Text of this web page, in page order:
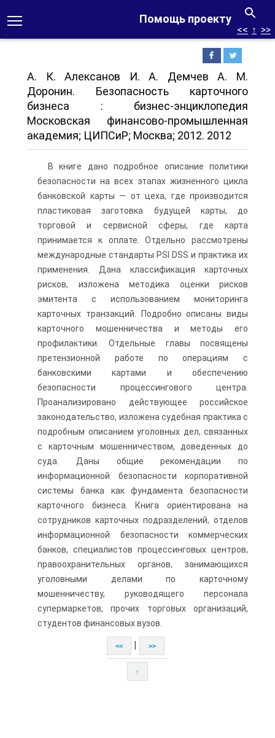
Помощь проекту
<< ↑ >>
А. К. Алексанов И. А. Демчев А. М.
Доронин. Безопасность карточного
бизнеса : бизнес-энциклопедия
Московская финансово-промышленная
академия; ЦИПСиР; Москва; 2012. 2012
В книге дано подробное описание политики
безопасности на всех этапах жизненного цикла
банковской карты — от цеха, где производится
пластиковая заготовка будущей карты, до
торговой и сервисной сферы, где карта
принимается к оплате. Отдельно рассмотрены
международные стандарты PSI DSS и практика их
применения. Дана классификация карточных
рисков, изложена методика оценки рисков
эмитента с использованием мониторинга
карточных транзакций. Подробно описаны виды
карточного мошенничества и методы его
профилактики. Отдельные главы посвящены
претензионной работе по операциям с
банковскими картами и обеспечению
безопасности процессингового центра.
Проанализировано действующее российское
законодательство, изложена судебная практика с
подробным описанием уголовных дел, связанных
с карточным мошенничеством, доведенных до
суда. Даны общие рекомендации по
информационной безопасности корпоративной
системы банка как фундамента безопасности
карточного бизнеса. Книга ориентирована на
сотрудников карточных подразделений, отделов
информационной безопасности коммерческих
банков, специалистов процессинговых центров,
правоохранительных органов, занимающихся
уголовными делами по карточному
мошенничеству, руководящего персонала
супермаркетов, прочих торговых организаций,
студентов финансовых вузов.
<< >>
↑